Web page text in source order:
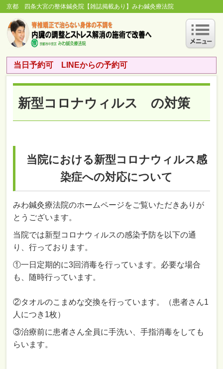
京都 四条大宮の整体鍼灸院【雑誌掲載あり】みわ鍼灸療法院
当日予約可 LINEからの予約可
新型コロナウィルス の対策
当院における新型コロナウィルス感
染症への対応について
みわ鍼灸療法院のホームページをご覧いただきありが
とうございます。
当院では新型コロナウィルスの感染予防を以下の通
り、行っております。
①一日定期的に3回消毒を行っています。必要な場合
も、随時行っています。
②タオルのこまめな交換を行っています。（患者さん1
人につき1枚）
③治療前に患者さん全員に手洗い、手指消毒をしても
らいます。